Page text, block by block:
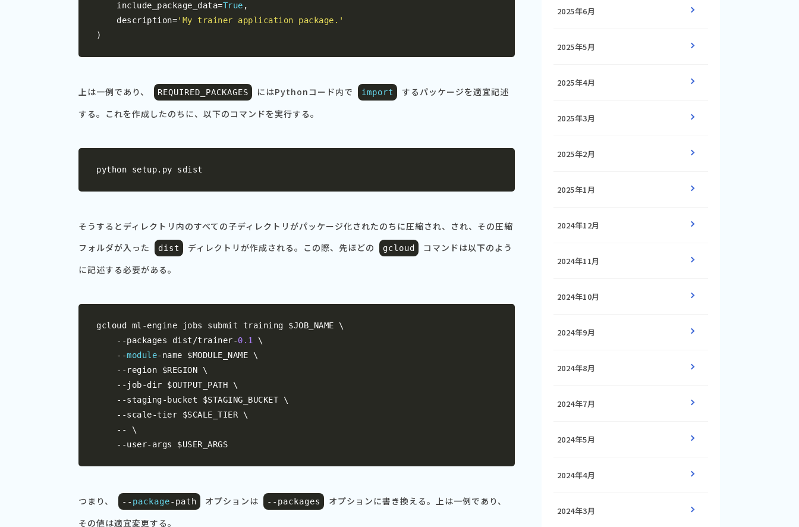
    include_package_data
=True ,
    description
='My trainer application package.'
)
上は一例であり、 REQUIRED_PACKAGES にはPythonコード内で import
するパッケージを適宜記述
する。これを作成したのちに、以下のコマンドを実行する。
python setup. py sdist
そうするとディレクトリ内のすべての子ディレクトリがパッケージ化されたのちに圧縮され、され、その圧縮
フォルダが入った
dist ディレクトリが作成される。この際、先ほどの gcloud
コマンドは以下のよう
に記述する必要がある。
gcloud ml -engine jobs submit training $JOB_NAME \
--packages dist/trainer-0.1 \
--module- name $MODULE_NAME \
-- region $REGION \
-- job-dir $OUTPUT_PATH \
--staging- bucket $STAGING_BUCKET \
--scale-tier $SCALE_TIER \
--
\
--user- args $USER_ARGS
つまり、 -- package- path オプションは -- packages
オプションに書き換える。上は一例であり、
その値は適宜変更する。
2025年6月
2025年5月
2025年4月
2025年3月
2025年2月
2025年1月
2024年12月
2024年11月
2024年10月
2024年9月
2024年8月
2024年7月
2024年5月
2024年4月
2024年3月